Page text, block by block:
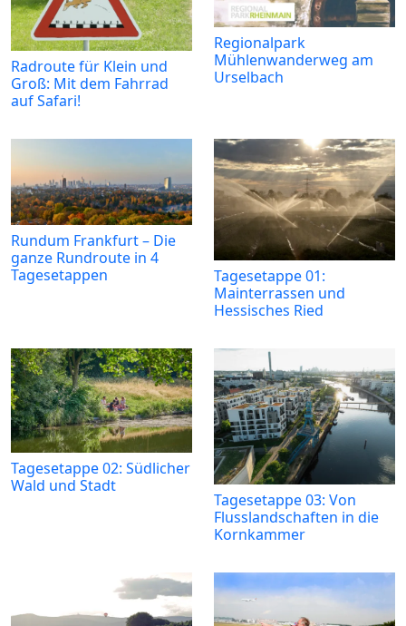
Radroute für Klein und
Groß: Mit dem Fahrrad
auf Safari!
Regionalpark
Mühlenwanderweg am
Urselbach
Rundum Frankfurt – Die
ganze Rundroute in 4
Tagesetappen
Tagesetappe 01:
Mainterrassen und
Hessisches Ried
Tagesetappe 02: Südlicher
Wald und Stadt
Tagesetappe 03: Von
Flusslandschaften in die
Kornkammer